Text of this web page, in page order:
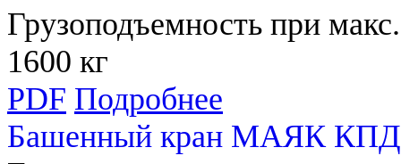
Грузоподъемность при
1600 кг
PDF Подробнее
Башенный кран МАЯК КПД